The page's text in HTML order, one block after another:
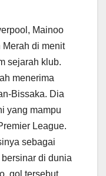
Mainoo
di menit
sejarah klub.
menerima
Bissaka. Dia
yang mampu
League.
sebagai
di dunia
gol tersebut